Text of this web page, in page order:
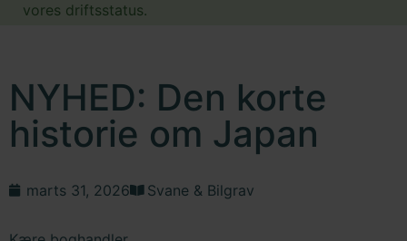
vores driftsstatus.
NYHED: Den korte
historie om Japan
marts 31, 2026 Svane & Bilgrav